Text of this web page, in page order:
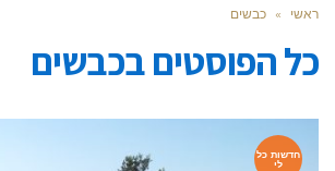
ראשי » כבשים
כל הפוסטים בכבשים
חדשות כל
לי